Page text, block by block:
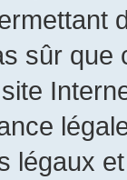
sûr
légaux